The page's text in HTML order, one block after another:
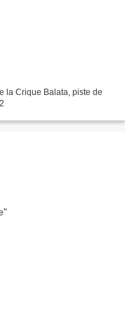
la Crique Balata, piste de